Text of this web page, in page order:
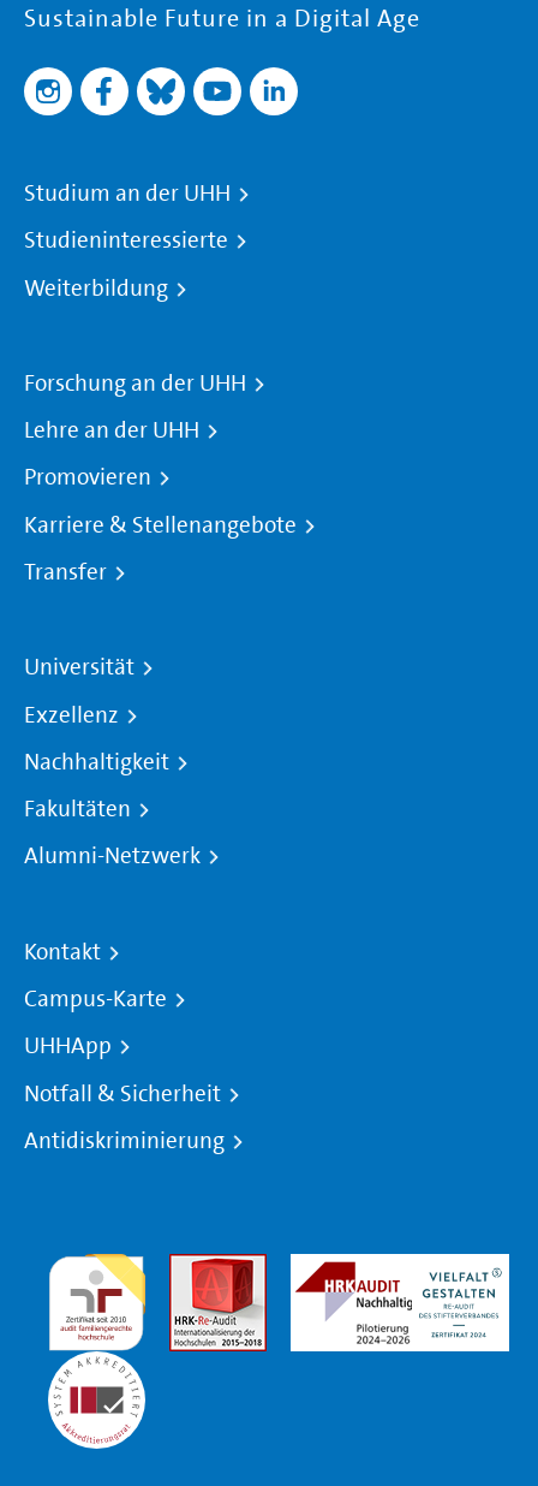
Sustainable Future in a Digital Age
Studium an der UHH
Studieninteressierte
Weiterbildung
Forschung an der UHH
Lehre an der UHH
Promovieren
Karriere & Stellenangebote
Transfer
Universität
Exzellenz
Nachhaltigkeit
Fakultäten
Alumni-Netzwerk
Kontakt
Campus-Karte
UHHApp
Notfall & Sicherheit
Antidiskriminierung